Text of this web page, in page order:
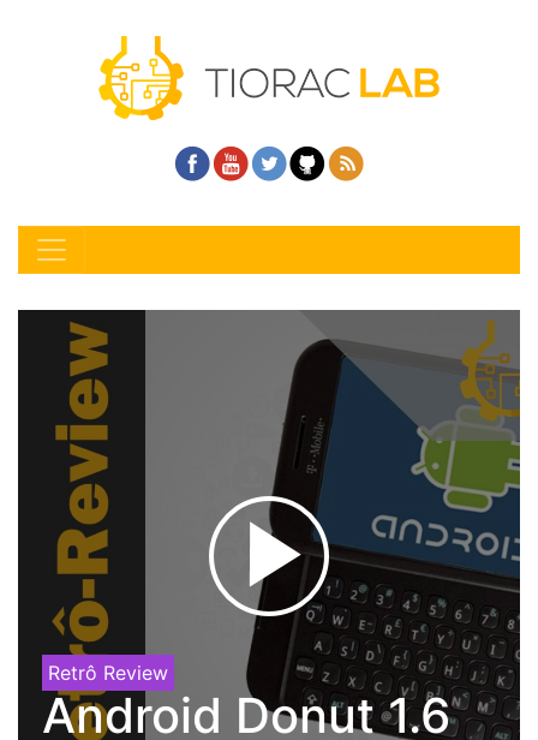
Retrô Review
Android Donut 1.6